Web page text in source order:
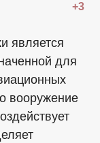
+3
является
для
вооружение